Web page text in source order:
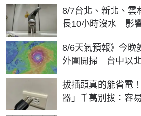
8/7台北、新北、雲
長10小時沒水 影
8/6天氣預報》今晚
外圍開掃 台中以
拔插頭真的能省電
器」千萬別拔：容